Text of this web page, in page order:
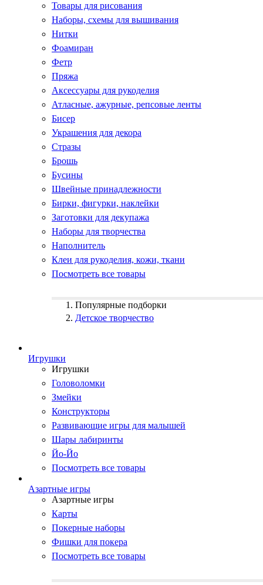
Товары для рисования
Наборы, схемы для вышивания
Нитки
Фоамиран
Фетр
Пряжа
Аксессуары для рукоделия
Атласные, ажурные, репсовые ленты
Бисер
Украшения для декора
Стразы
Брошь
Бусины
Швейные принадлежности
Бирки, фигурки, наклейки
Заготовки для декупажа
Наборы для творчества
Наполнитель
Клеи для рукоделия, кожи, ткани
Посмотреть все товары
Популярные подборки
Детское творчество
Игрушки
Игрушки
Головоломки
Змейки
Конструкторы
Развивающие игры для малышей
Шары лабиринты
Йо-Йо
Посмотреть все товары
Азартные игры
Азартные игры
Карты
Покерные наборы
Фишки для покера
Посмотреть все товары